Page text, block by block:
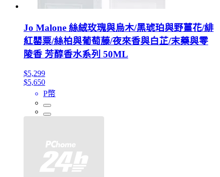
Jo Malone 絲絨玫瑰與烏木/黑琥珀與野薑花/緋
紅罌粟/絲柏與葡萄藤/夜來香與白芷/末藥與零
陵香 芳醇香水系列 50ML
$5,299
$5,650
P幣